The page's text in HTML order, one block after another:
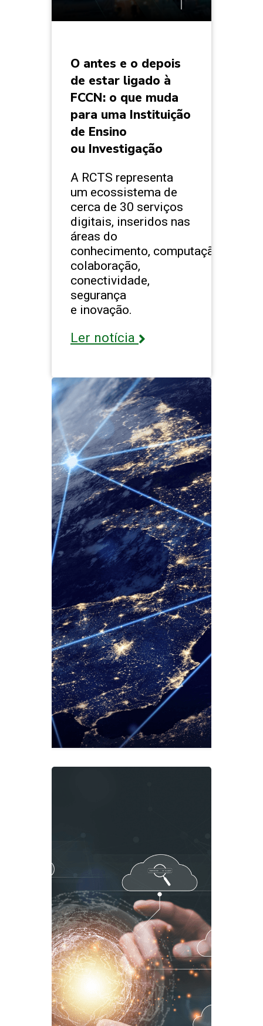
O antes e o depois
de estar ligado à
FCCN: o que muda
para uma Instituição
de Ensino
ou Investigação
A RCTS representa
um ecossistema de
cerca de 30 serviços
digitais, inseridos nas
áreas do
conhecimento, computação,
colaboração,
conectividade,
segurança
e inovação.
Ler notícia